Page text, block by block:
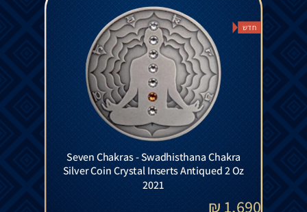
חדש
Seven Chakras - Swadhisthana Chakra
Silver Coin Crystal Inserts Antiqued 2 Oz
2021
1,690
₪